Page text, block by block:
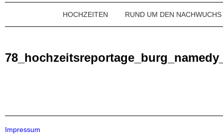
HOCHZEITEN RUND UM DEN NACHWUCHS
Impressum